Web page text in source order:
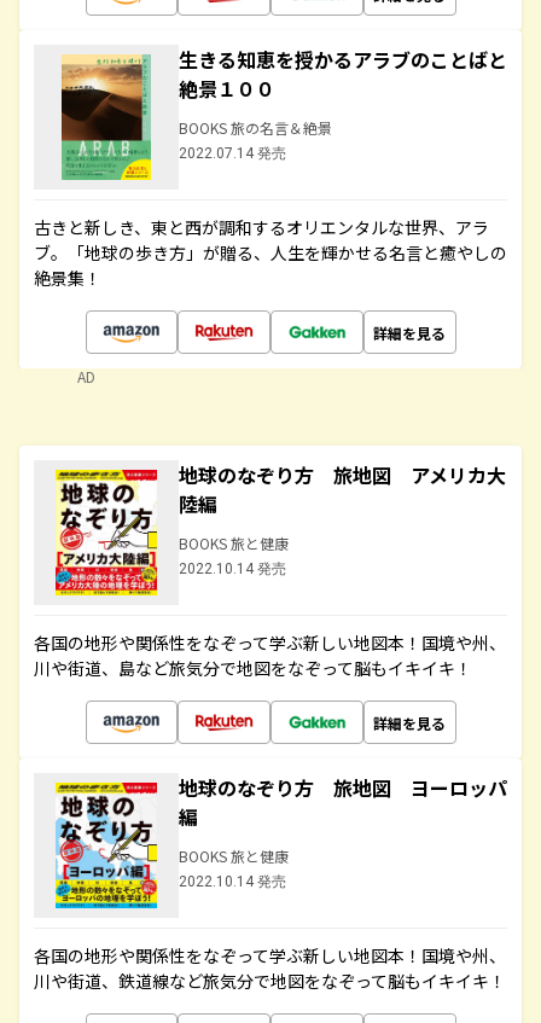
生きる知恵を授かるアラブのことばと
絶景１００
BOOKS 旅の名言＆絶景
2022.07.14 発売
古きと新しき、東と西が調和するオリエンタルな世界、アラ
ブ。「地球の歩き方」が贈る、人生を輝かせる名言と癒やしの
絶景集！
詳細を見る
AD
地球のなぞり方 旅地図 アメリカ大
陸編
BOOKS 旅と健康
2022.10.14 発売
各国の地形や関係性をなぞって学ぶ新しい地図本！国境や州、
川や街道、島など旅気分で地図をなぞって脳もイキイキ！
詳細を見る
地球のなぞり方 旅地図 ヨーロッパ
編
BOOKS 旅と健康
2022.10.14 発売
各国の地形や関係性をなぞって学ぶ新しい地図本！国境や州、
川や街道、鉄道線など旅気分で地図をなぞって脳もイキイキ！